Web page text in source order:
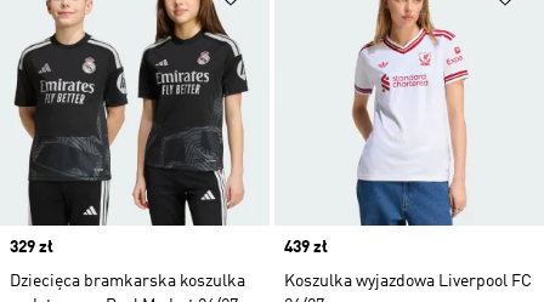
Price
329 zł
Dziecięca bramkarska koszulka
Price
439 zł
Koszulka wyjazdowa Liverpool FC